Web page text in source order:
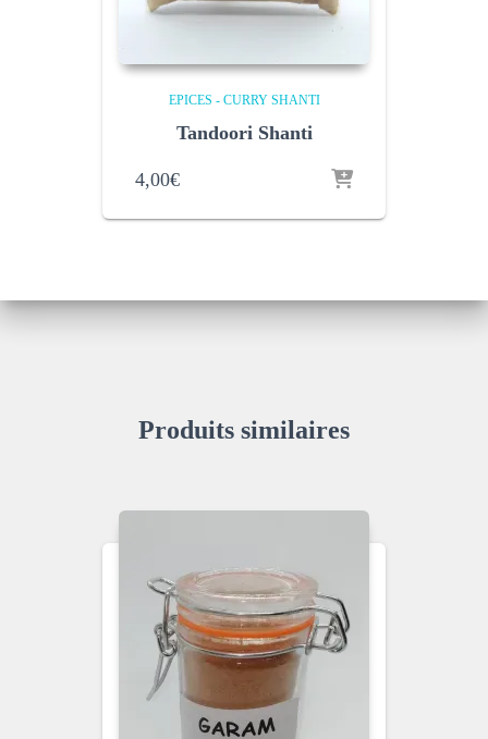
EPICES - CURRY SHANTI
Tandoori Shanti
4,00€
Produits similaires